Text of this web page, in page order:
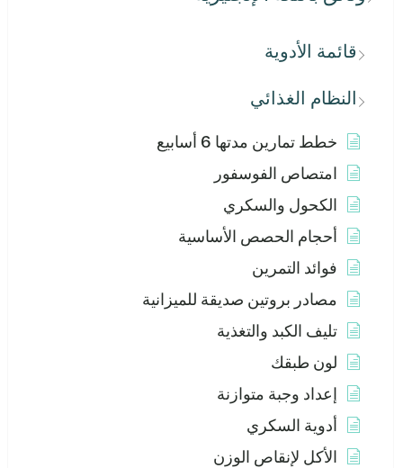
قائمة الأدوية
النظام الغذائي
خطط تمارين مدتها 6 أسابيع
امتصاص الفوسفور
الكحول والسكري
أحجام الحصص الأساسية
فوائد التمرين
مصادر بروتين صديقة للميزانية
تليف الكبد والتغذية
لون طبقك
إعداد وجبة متوازنة
أدوية السكري
الأكل لإنقاص الوزن